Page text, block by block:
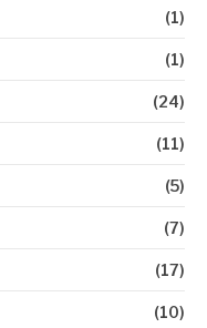
(1)
(1)
(24)
(11)
(5)
(7)
(17)
(10)